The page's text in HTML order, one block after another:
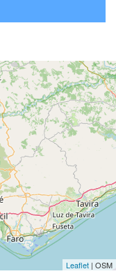
Leaflet | OSM